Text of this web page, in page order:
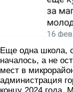
Еще одна школа,
началось, а не
мест в
администрация